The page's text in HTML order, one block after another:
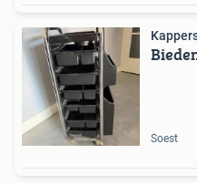
Soest